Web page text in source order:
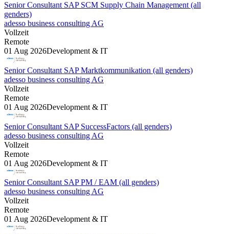
Senior Consultant SAP SCM Supply Chain Management (all
genders)
adesso business consulting AG
Vollzeit
Remote
01 Aug 2026Development & IT
Senior Consultant SAP Marktkommunikation (all genders)
adesso business consulting AG
Vollzeit
Remote
01 Aug 2026Development & IT
Senior Consultant SAP SuccessFactors (all genders)
adesso business consulting AG
Vollzeit
Remote
01 Aug 2026Development & IT
Senior Consultant SAP PM / EAM (all genders)
adesso business consulting AG
Vollzeit
Remote
01 Aug 2026Development & IT